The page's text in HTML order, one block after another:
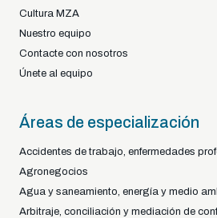
Cultura MZA
Nuestro equipo
Contacte con nosotros
Únete al equipo
Áreas de especialización
Accidentes de trabajo, enfermedades
Agronegocios
Agua y saneamiento, energía y medio
Arbitraje, conciliación y mediación de